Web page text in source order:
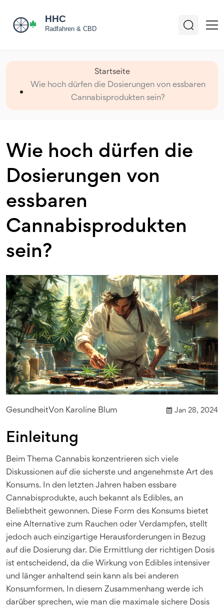
Startseite
Wie hoch dürfen die Dosierungen von essbaren
Cannabisprodukten sein?
Wie hoch dürfen die
Dosierungen von
essbaren
Cannabisprodukten
sein?
GesundheitVon Karoline Blum Jan 28, 2024
Einleitung
Beim Thema Cannabis konzentrieren sich viele
Diskussionen auf die sicherste und angenehmste Art des
Konsums. In den letzten Jahren haben essbare
Cannabisprodukte, auch bekannt als Edibles, an
Beliebtheit gewonnen. Diese Form des Konsums bietet
eine Alternative zum Rauchen oder Verdampfen, stellt
jedoch auch einzigartige Herausforderungen in Bezug
auf die Dosierung dar. Die Ermittlung der richtigen Dosis
ist entscheidend, da die Wirkung von Edibles intensiver
und länger anhaltend sein kann als bei anderen
Konsumformen. In diesem Zusammenhang werde ich
darüber sprechen, wie man die maximale sichere Dosis